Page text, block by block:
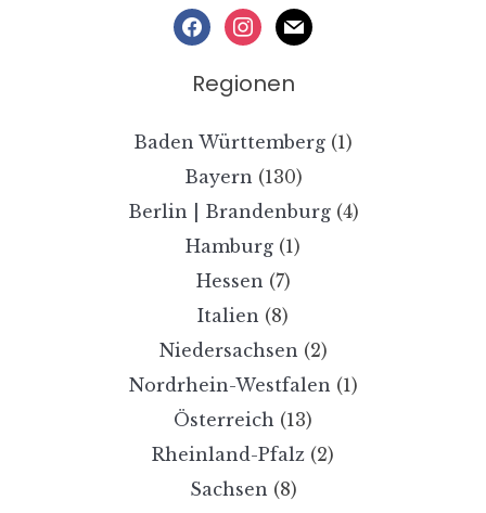
facebookinstagram
mail
Regionen
Baden Württemberg (1)
Bayern (130)
Berlin | Brandenburg(4)
Hamburg (1)
Hessen (7)
Italien (8)
Niedersachsen (2)
Nordrhein-Westfalen (1)
Österreich (13)
Rheinland-Pfalz (2)
Sachsen (8)